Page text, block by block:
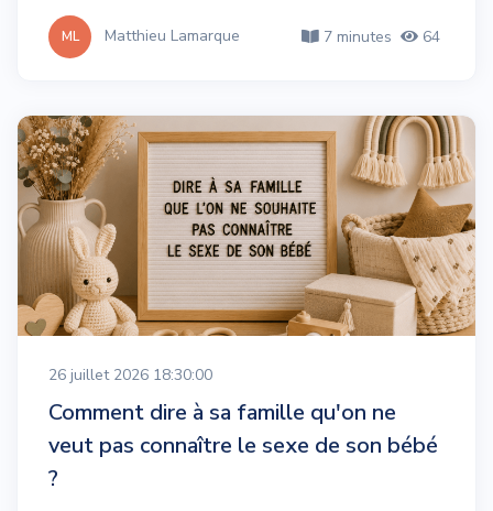
ML Matthieu Lamarque 7 minutes 64
26 juillet 2026 18:30:00
Comment dire à sa famille qu'on ne
veut pas connaître le sexe de son bébé
?